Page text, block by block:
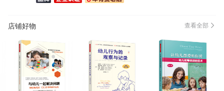
店铺好物 查看全部